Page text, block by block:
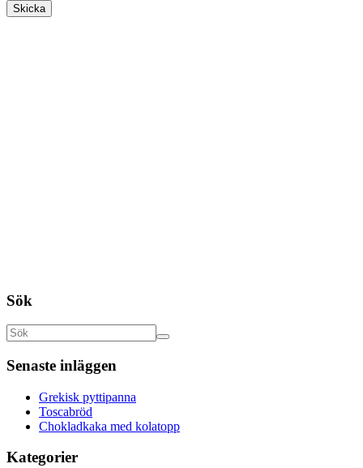
Skicka
Sök
Senaste inläggen
Grekisk pyttipanna
Toscabröd
Chokladkaka med kolatopp
Kategorier